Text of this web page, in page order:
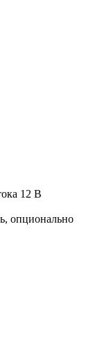
12 В
опционально